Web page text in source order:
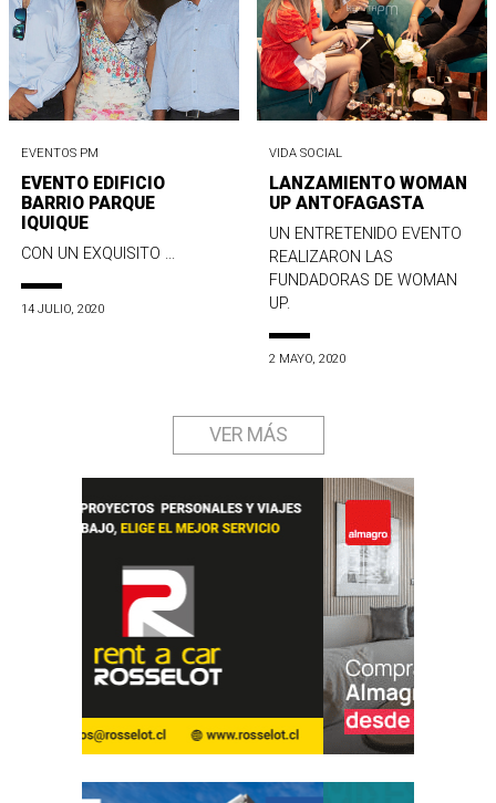
EVENTOS PM
EVENTO EDIFICIO
BARRIO PARQUE
IQUIQUE
CON UN EXQUISITO ...
14 JULIO, 2020
VIDA SOCIAL
LANZAMIENTO WOMAN
UP ANTOFAGASTA
UN ENTRETENIDO EVENTO
REALIZARON LAS
FUNDADORAS DE WOMAN
UP.
2 MAYO, 2020
VER MÁS